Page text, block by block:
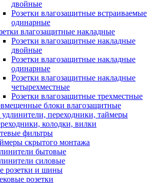
двойные
Розетки влагозащитные встраиваемые
одинарные
влагозащитные накладные
Розетки влагозащитные накладные
двойные
Розетки влагозащитные накладные
одинарные
Розетки влагозащитные накладные
четырехместные
Розетки влагозащитные трехместные
блоки влагозащитные
переходники, таймеры
колодки, вилки
фильтры
скрытого монтажа
бытовые
силовые
розетки и шины
розетки